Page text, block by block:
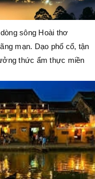
sông Hoài thơ
mạn. Dạo phố cổ, tận
thức ẩm thực miền